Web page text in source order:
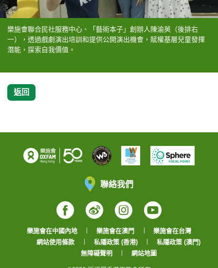
樂施會聯合民社服務中心、「藝術本子」創辦人陳渝英（後排右
一），透過戲劇演出培訓和提供公開演出機會，賦權基層兒童發揮
潛能，探索自我價值。
每次練習完，小演員都會在「日記簿」寫下自己的心聲。
兩位小演員梁綺桐（左）和高穎琛（右）
兩位小演員梁綺桐（右）和高穎琛（左）
返回
聯絡我們
Facebook
WeiboInstagram
YouTube
樂施會在中國內地 樂施會在澳門
樂施會在台灣
網站使用條款
私隱政策 (香港)
私隱政策 (澳門)
無障礙聲明
網站地圖